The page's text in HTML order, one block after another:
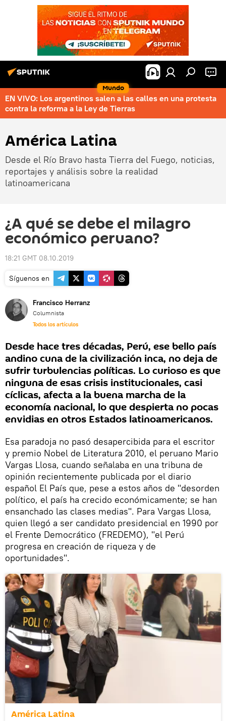
Mundo
EN VIVO: Los argentinos salen a las calles en una protesta
contra la reforma a la Ley de Tierras
América Latina
Desde el Río Bravo hasta Tierra del Fuego, noticias,
reportajes y análisis sobre la realidad
latinoamericana
¿A qué se debe el milagro
económico peruano?
18:21 GMT 08.10.2019
Síguenos en
Francisco Herranz
Columnista
Todos los artículos
Desde hace tres décadas, Perú, ese bello país
andino cuna de la civilización inca, no deja de
sufrir turbulencias políticas. Lo curioso es que
ninguna de esas crisis institucionales, casi
cíclicas, afecta a la buena marcha de la
economía nacional, lo que despierta no pocas
envidias en otros Estados latinoamericanos.
Esa paradoja no pasó desapercibida para el escritor
y premio Nobel de Literatura 2010, el peruano Mario
Vargas Llosa, cuando señalaba en una tribuna de
opinión recientemente publicada por el diario
español El País que, pese a estos años de "desorden
político, el país ha crecido económicamente; se han
ensanchado las clases medias". Para Vargas Llosa,
quien llegó a ser candidato presidencial en 1990 por
el Frente Democrático (FREDEMO), "el Perú
progresa en creación de riqueza y de
oportunidades".
América Latina